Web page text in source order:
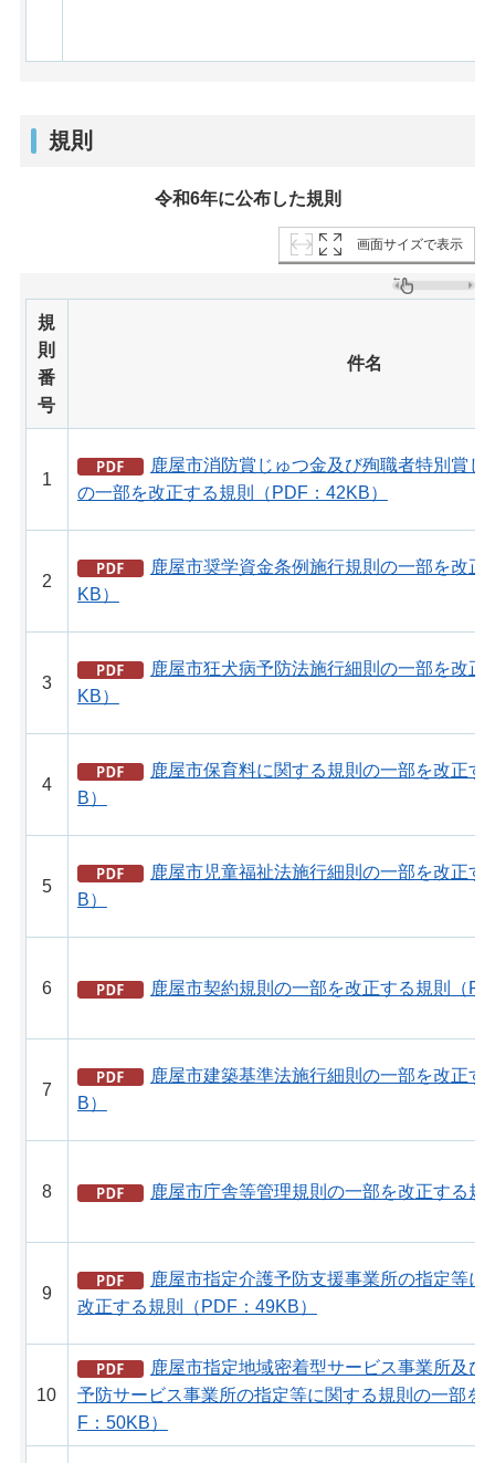
規則
令和6年に公布した規則
画面サイズで表示
規
則
番
号
件名
1
鹿屋市消防賞じゅつ金及び殉職者特別賞じ
の一部を改正する規則（PDF：42KB）
2
鹿屋市奨学資金条例施行規則の一部を改正
KB）
3
鹿屋市狂犬病予防法施行細則の一部を改正
KB）
4
鹿屋市保育料に関する規則の一部を改正す
B）
5
鹿屋市児童福祉法施行細則の一部を改正す
B）
6 鹿屋市契約規則の一部を改正する規則（
7
鹿屋市建築基準法施行細則の一部を改正す
B）
8 鹿屋市庁舎等管理規則の一部を改正する規
9
鹿屋市指定介護予防支援事業所の指定等に
改正する規則（PDF：49KB）
10
鹿屋市指定地域密着型サービス事業所及び
予防サービス事業所の指定等に関する規則の一部を
F：50KB）